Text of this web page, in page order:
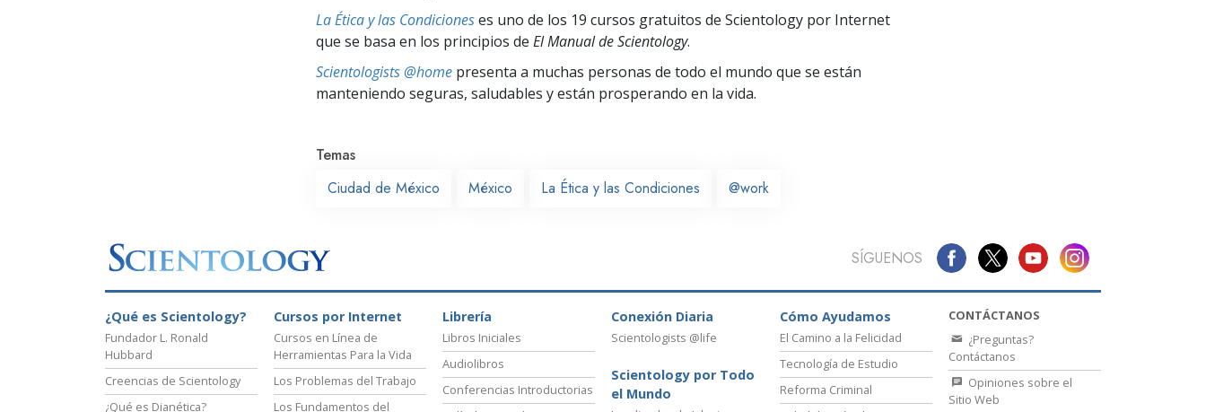
La Comunicación
La Ética y las Condicioneses uno de los 19 cursos gratuitos de Scientology por Internet
que se basa en los principios de El Manual de Scientology.
Scientologists @home presenta a muchas personas de todo el mundo que se están
manteniendo seguras, saludables y están prosperando en la vida.
Temas
Ciudad de México
México La Ética y las Condiciones @work
SÍGUENOS
¿Qué es Scientology?
Fundador L. Ronald
Hubbard
Creencias de Scientology
¿Qué es Dianética?
Cursos por Internet
Cursos en Línea de
Herramientas Para la Vida
Los Problemas del Trabajo
Los Fundamentos del
Librería
Libros Iniciales
Audiolibros
Conferencias Introductorias
Conexión Diaria
Scientologists @life
Scientology por Todo
el Mundo
Cómo Ayudamos
El Camino a la Felicidad
Tecnología de Estudio
Reforma Criminal
CONTÁCTANOS
¿Preguntas?
Contáctanos
Opiniones sobre el
Sitio Web